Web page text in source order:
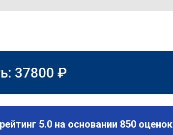
37800 ₽
5.0 на основании 850 оценок